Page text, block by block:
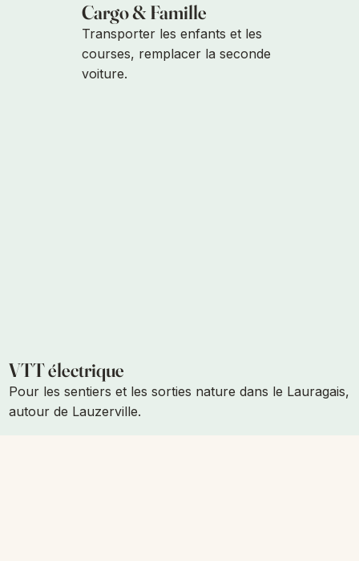
Cargo & Famille
Transporter les enfants et les
courses, remplacer la seconde
voiture.
VTT électrique
Pour les sentiers et les sorties nature dans le Lauragais,
autour de Lauzerville.